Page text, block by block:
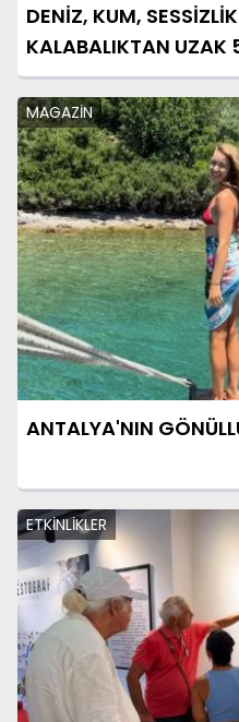
DENİZ, KUM,
KALABALIKTAN UZAK
MAGAZİN
ANTALYA'NIN
ETKİNLİKLER